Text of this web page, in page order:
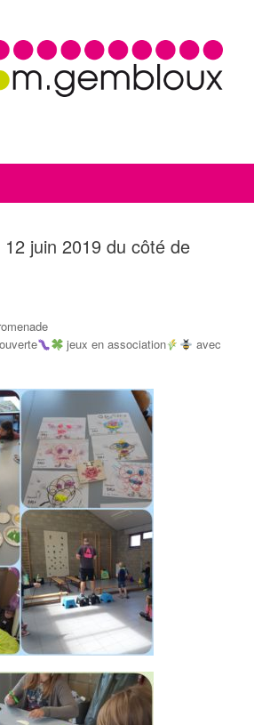
juin 2019 du côté de
jeux en association
avec